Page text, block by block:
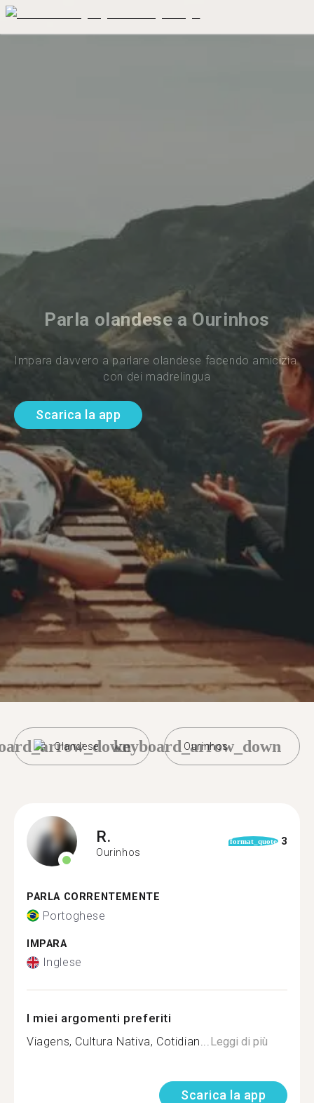
Parla olandese a Ourinhos
Impara davvero a parlare olandese facendo amicizia
con dei madrelingua
Scarica la app
Olandese Ourinhos
keyboard_arrow_down
R.
Ourinhos
format_quote 3
PARLA CORRENTEMENTE
Portoghese
IMPARA
Inglese
I miei argomenti preferiti
Viagens, Cultura Nativa, Cotidian...Leggi di più
Scarica la app